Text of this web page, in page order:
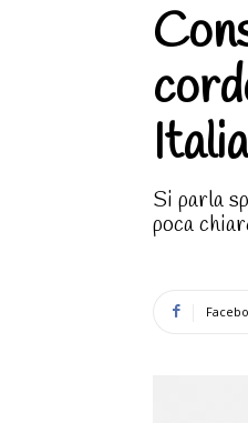
Italia
Si parla
poca